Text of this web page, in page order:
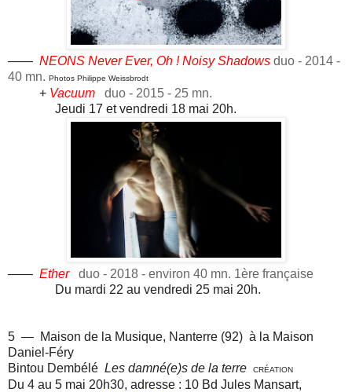
—— NEONS Never Ever, Oh ! Noisy Shadows duo - 2014 -
40 mn. Photos Philippe Weissbrodt
+ Vacuum
duo - 2015 - 25 mn.
Jeudi 17 et vendredi 18 mai 20h.
—— Ether
duo - 2018 - environ 40 mn. 1ère française
Du mardi 22 au vendredi 25 mai 20h.
5 — Maison de la Musique, Nanterre (92) à la Maison
Daniel-Féry
Bintou Dembélé Les damné(e)s de la terre CRÉATION
Du 4 au 5 mai 20h30, adresse : 10 Bd Jules Mansart,